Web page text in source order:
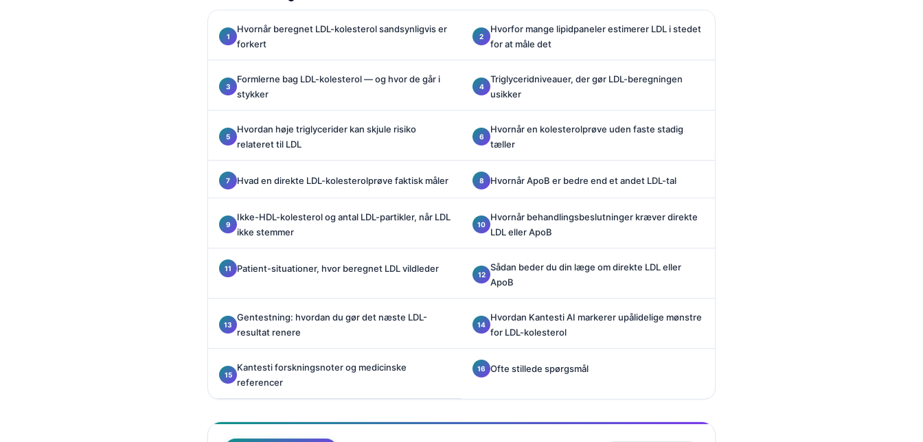
Hvornår beregnet LDL-kolesterol sandsynligvis er
forkert
Hvorfor mange lipidpaneler estimerer LDL i stedet
for at måle det
Formlerne bag LDL-kolesterol — og hvor de går i
stykker
Triglyceridniveauer, der gør LDL-beregningen
usikker
Hvordan høje triglycerider kan skjule risiko
relateret til LDL
Hvornår en kolesterolprøve uden faste stadig
tæller
Hvad en direkte LDL-kolesterolprøve faktisk måler Hvornår ApoB er bedre end et andet LDL-tal
Ikke-HDL-kolesterol og antal LDL-partikler, når LDL
ikke stemmer
Hvornår behandlingsbeslutninger kræver direkte
LDL eller ApoB
Patient-situationer, hvor beregnet LDL vildleder
Sådan beder du din læge om direkte LDL eller
ApoB
Gentestning: hvordan du gør det næste LDL-
resultat renere
Hvordan Kantesti AI markerer upålidelige mønstre
for LDL-kolesterol
Kantesti forskningsnoter og medicinske
referencer
Ofte stillede spørgsmål